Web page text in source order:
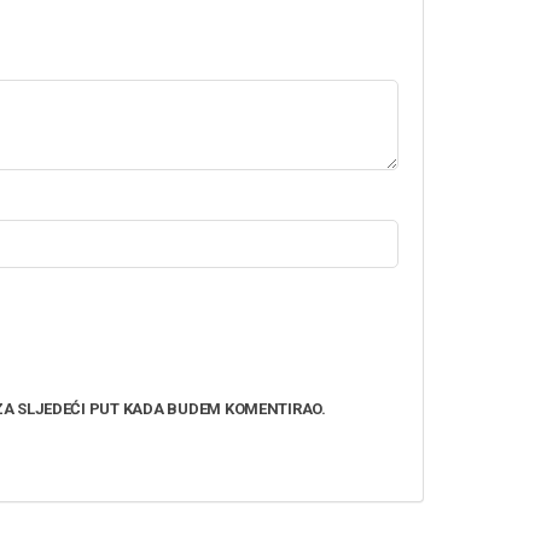
SLJEDEĆI PUT KADA BUDEM KOMENTIRAO.
FACEBOOK FANS: